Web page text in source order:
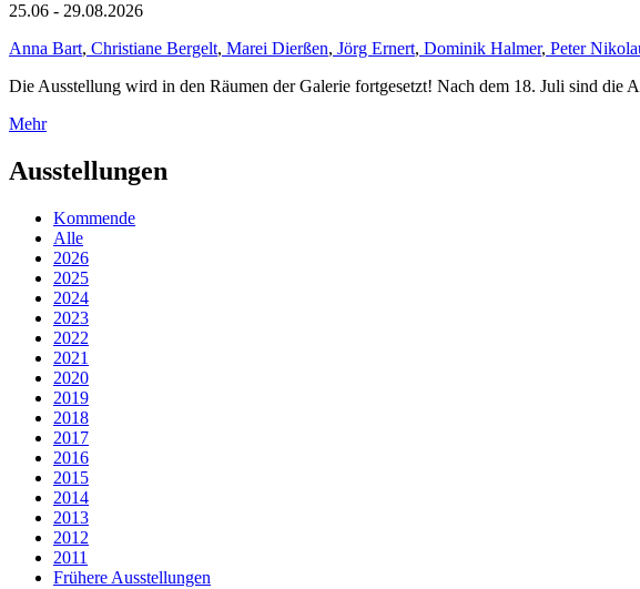
25.06 - 29.08.2026
Anna Bart, Christiane Bergelt, Marei Dierßen, Jörg Ernert, Dominik Halmer, Peter
Die Ausstellung wird in den Räumen der Galerie fortgesetzt! Nach dem 18. Juli sind die
Mehr
Ausstellungen
Kommende
Alle
2026
2025
2024
2023
2022
2021
2020
2019
2018
2017
2016
2015
2014
2013
2012
2011
Frühere Ausstellungen